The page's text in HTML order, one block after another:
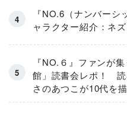
『NO.6（ナンバーシ
ャラクター紹介：ネズ
『NO.６』ファンが
館」読書会レポ！ 読
さのあつこが10代を